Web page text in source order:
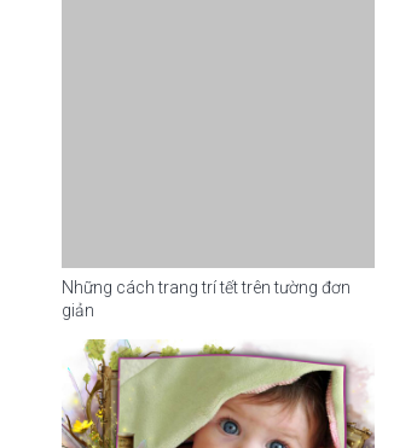
Những cách trang trí tết trên tường đơn
giản